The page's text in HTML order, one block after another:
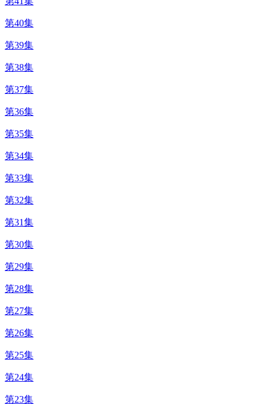
第40集
第39集
第38集
第37集
第36集
第35集
第34集
第33集
第32集
第31集
第30集
第29集
第28集
第27集
第26集
第25集
第24集
第23集